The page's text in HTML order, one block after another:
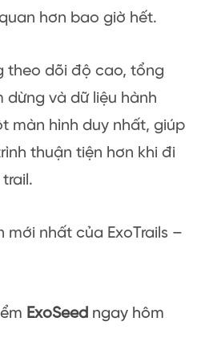
hơn bao giờ hết.
theo dõi độ cao, tổng
và dữ liệu hành
màn hình duy nhất, giúp
thuận tiện hơn khi đi
nhất của ExoTrails –
ExoSeed ngay hôm